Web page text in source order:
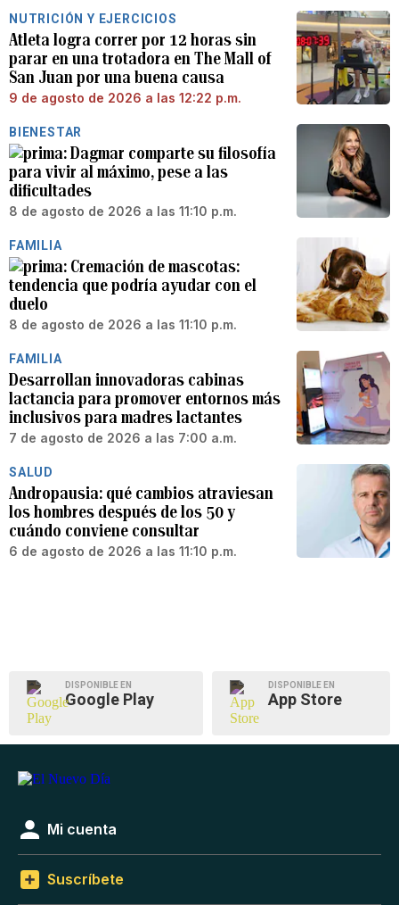
NUTRICIÓN Y EJERCICIOS
Atleta logra correr por 12 horas sin
parar en una trotadora en The Mall of
San Juan por una buena causa
9 de agosto de 2026 a las 12:22 p.m.
BIENESTAR
Dagmar comparte su filosofía
para vivir al máximo, pese a las
dificultades
8 de agosto de 2026 a las 11:10 p.m.
FAMILIA
Cremación de mascotas:
tendencia que podría ayudar con el
duelo
8 de agosto de 2026 a las 11:10 p.m.
FAMILIA
Desarrollan innovadoras cabinas
lactancia para promover entornos más
inclusivos para madres lactantes
7 de agosto de 2026 a las 7:00 a.m.
SALUD
Andropausia: qué cambios atraviesan
los hombres después de los 50 y
cuándo conviene consultar
6 de agosto de 2026 a las 11:10 p.m.
DISPONIBLE EN
Google Play
DISPONIBLE EN
App Store
Mi cuenta
Suscríbete